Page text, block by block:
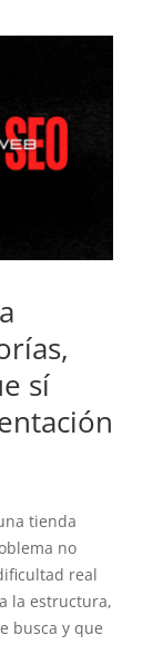
sí
tienda
no
real
la estructura,
busca y que